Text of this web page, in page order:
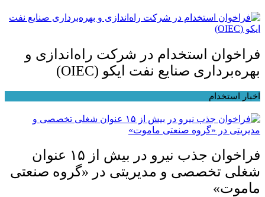
فراخوان استخدام در شرکت راه‌اندازی و
بهره‌برداری صنایع نفت ایکو (OIEC)
اخبار استخدام
فراخوان جذب نیرو در بیش از ۱۵ عنوان
شغلی تخصصی و مدیریتی در «گروه صنعتی
ماموت»